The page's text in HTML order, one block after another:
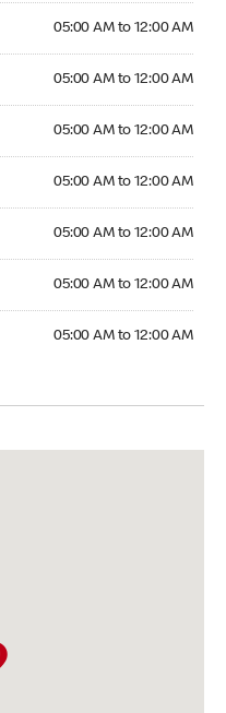
05:00 AM to 12:00 AM
05:00 AM to 12:00 AM
05:00 AM to 12:00 AM
05:00 AM to 12:00 AM
05:00 AM to 12:00 AM
05:00 AM to 12:00 AM
05:00 AM to 12:00 AM